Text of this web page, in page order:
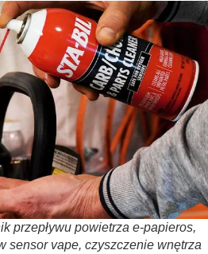
przepływu powietrza e-papieros,
sensor vape, czyszczenie wnętrza